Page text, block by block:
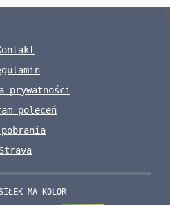
prywatności
poleceń
pobrania
Strava
MA KOLOR